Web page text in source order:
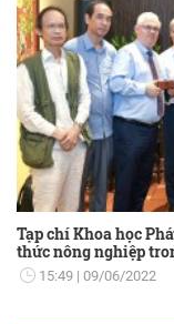
Tạp chí Khoa học
thức nông nghiệp
15:49 09/06/2022